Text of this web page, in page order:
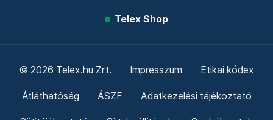
Telex Shop
© 2026 Telex.hu Zrt. Impresszum Etikai kódex
Átláthatóság ÁSZF Adatkezelési tájékoztató